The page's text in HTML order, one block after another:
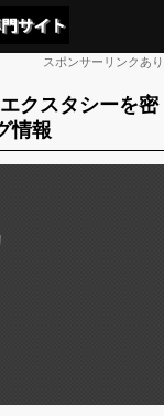
スポンサーリンクあり
クスタシーを密
情報